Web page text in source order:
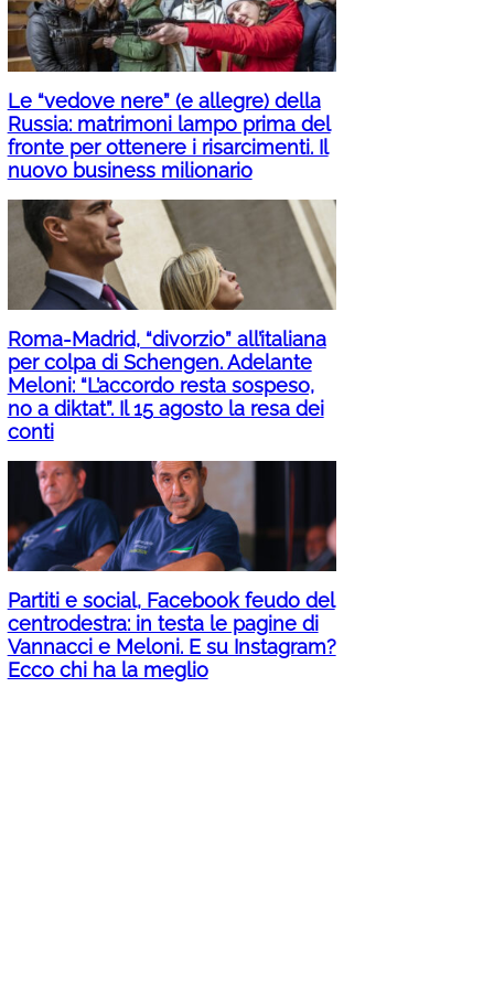
Le “vedove nere” (e allegre) della
Russia: matrimoni lampo prima del
fronte per ottenere i risarcimenti. Il
nuovo business milionario
Roma-Madrid, “divorzio” all’italiana
per colpa di Schengen. Adelante
Meloni: “L’accordo resta sospeso,
no a diktat”. Il 15 agosto la resa dei
conti
Partiti e social, Facebook feudo del
centrodestra: in testa le pagine di
Vannacci e Meloni. E su Instagram?
Ecco chi ha la meglio